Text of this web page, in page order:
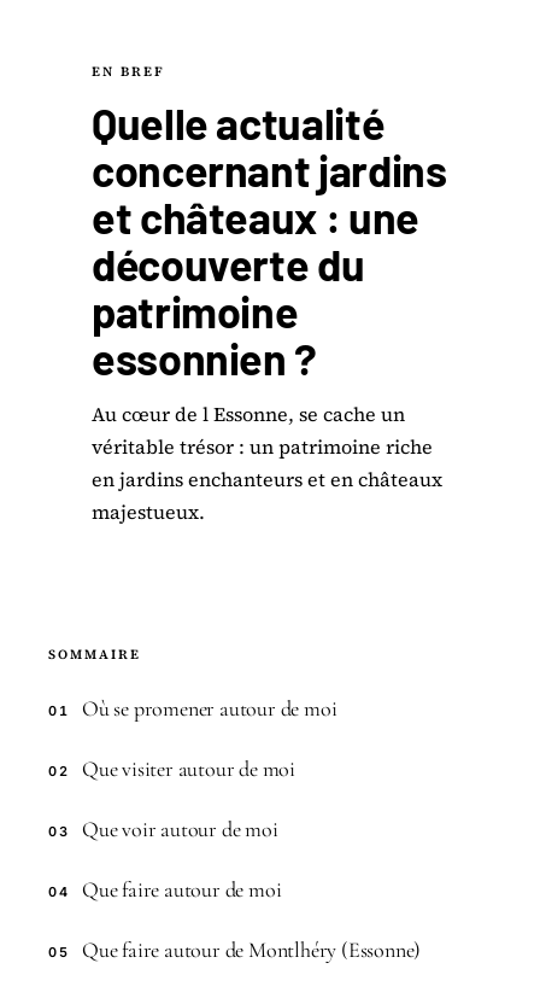
EN BREF
Quelle actualité
concernant jardins
et châteaux : une
découverte du
patrimoine
essonnien ?
Au cœur de l Essonne, se cache un
véritable trésor : un patrimoine riche
en jardins enchanteurs et en châteaux
majestueux.
SOMMAIRE
01 Où se promener autour de moi
02 Que visiter autour de moi
03 Que voir autour de moi
04 Que faire autour de moi
05 Que faire autour de Montlhéry (Essonne)